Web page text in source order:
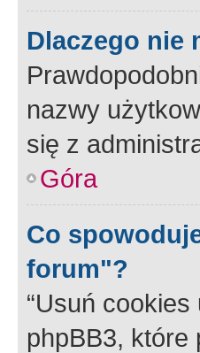
Dlaczego nie
nazwy
się z
Góra
Co
forum"?
“Usuń
phpBB3, które